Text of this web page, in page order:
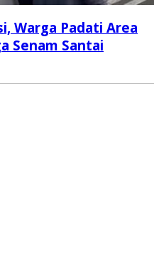
Warga Padati Area
Senam Santai